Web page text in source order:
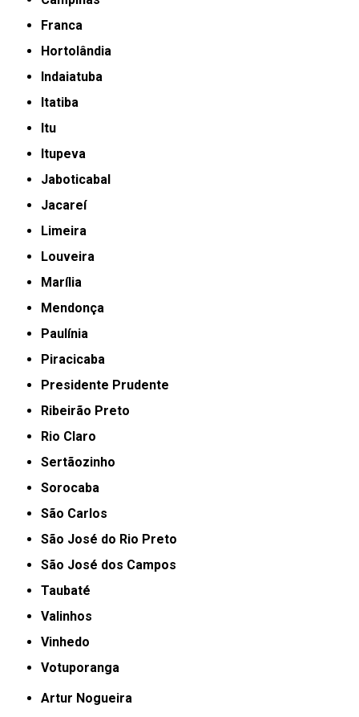
Franca
Hortolândia
Indaiatuba
Itatiba
Itu
Itupeva
Jaboticabal
Jacareí
Limeira
Louveira
Marília
Mendonça
Paulínia
Piracicaba
Presidente Prudente
Ribeirão Preto
Rio Claro
Sertãozinho
Sorocaba
São Carlos
São José do Rio Preto
São José dos Campos
Taubaté
Valinhos
Vinhedo
Votuporanga
Artur Nogueira